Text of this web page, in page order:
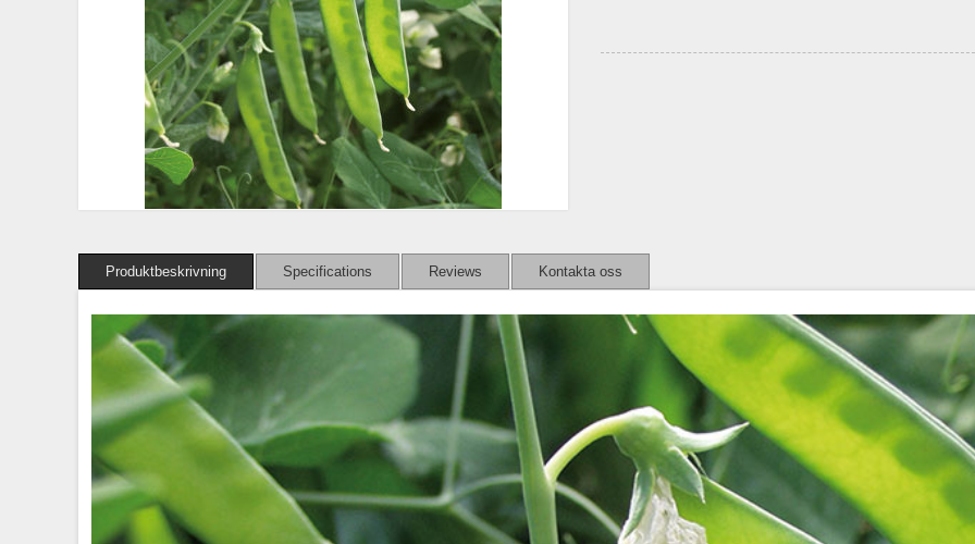
Produktbeskrivning Specifications Reviews Kontakta oss